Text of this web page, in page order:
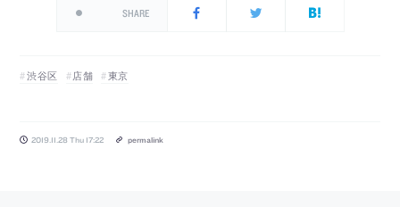
SHARE
渋谷区 店舗 東京
2019.11.28 Thu 17:22 permalink